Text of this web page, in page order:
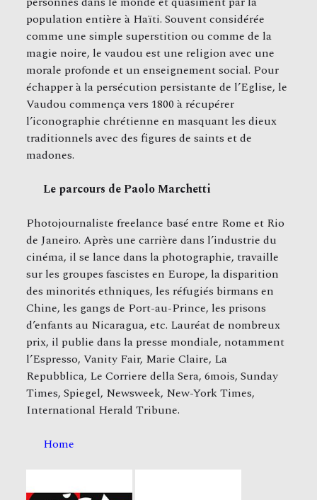
population entière à Haïti. Souvent considérée
comme une simple superstition ou comme de la
magie noire, le vaudou est une religion avec une
morale profonde et un enseignement social. Pour
échapper à la persécution persistante de l’Eglise, le
Vaudou commença vers 1800 à récupérer
l’iconographie chrétienne en masquant les dieux
traditionnels avec des figures de saints et de
madones.
Le parcours de Paolo Marchetti
Photojournaliste freelance basé entre Rome et Rio
de Janeiro. Après une carrière dans l’industrie du
cinéma, il se lance dans la photographie, travaille
sur les groupes fascistes en Europe, la disparition
des minorités ethniques, les réfugiés birmans en
Chine, les gangs de Port-au-Prince, les prisons
d’enfants au Nicaragua, etc. Lauréat de nombreux
prix, il publie dans la presse mondiale, notamment
l’Espresso, Vanity Fair, Marie Claire, La
Repubblica, Le Corriere della Sera, 6mois, Sunday
Times, Spiegel, Newsweek, New-York Times,
International Herald Tribune.
Home